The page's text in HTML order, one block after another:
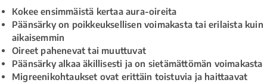
Kokee ensimmäistä kertaa aura-oireita
Päänsärky on poikkeuksellisen voimakasta tai erilaista kuin
aikaisemmin
Oireet pahenevat tai muuttuvat
Päänsärky alkaa äkillisesti ja on sietämättömän voimakasta
Migreenikohtaukset ovat erittäin toistuvia ja haittaavat